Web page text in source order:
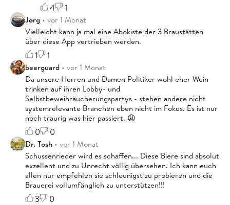
4 1
Jørg • vor 1 Monat
Vielleicht kann ja mal eine Abokiste der 3 Braustätten
über diese App vertrieben werden.
1 1
beerguard • vor 1 Monat
Da unsere Herren und Damen Politiker wohl eher Wein
trinken auf ihren Lobby- und
Selbstbeweihräucherungspartys - stehen andere nicht
systemrelevante Branchen eben nicht im Fokus. Es ist nur
noch traurig was hier passiert. 😩
0 0
Dr. Tosh • vor 1 Monat
Schussenrieder wird es schaffen... Diese Biere sind absolut
exzellent und zu Unrecht völlig übersehen. Ich kann euch
allen nur empfehlen sie schleunigst zu probieren und die
Brauerei vollumfänglich zu unterstützen!!!
3 0